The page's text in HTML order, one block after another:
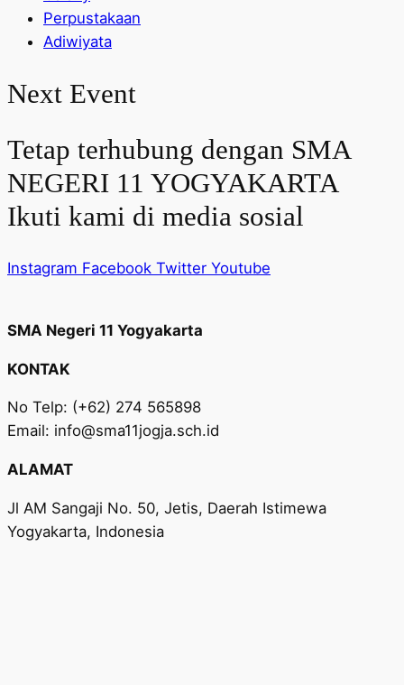
Perpustakaan
Adiwiyata
Next Event
Tetap terhubung dengan SMA
NEGERI 11 YOGYAKARTA
Ikuti kami di media sosial
Instagram Facebook Twitter Youtube
SMA Negeri 11 Yogyakarta
KONTAK
No Telp: (+62) 274 565898
Email: info@sma11jogja.sch.id
ALAMAT
Jl AM Sangaji No. 50, Jetis, Daerah Istimewa
Yogyakarta, Indonesia